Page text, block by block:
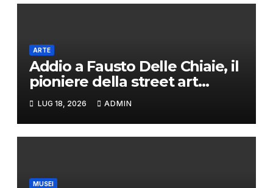
ARTE
Addio a Fausto Delle Chiaie, il
pioniere della street art
romana
LUG 18, 2026 ADMIN
MUSEI